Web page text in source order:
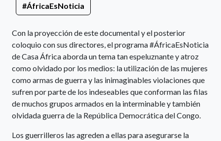
#ÁfricaEsNoticia
Con la proyección de este documental y el posterior
coloquio con sus directores, el programa #ÁfricaEsNoticia
de Casa África aborda un tema tan espeluznante y atroz
como olvidado por los medios: la utilización de las mujeres
como armas de guerra y las inimaginables violaciones que
sufren por parte de los indeseables que conforman las filas
de muchos grupos armados en la interminable y también
olvidada guerra de la República Democrática del Congo.
Los guerrilleros las agreden a ellas para asegurarse la